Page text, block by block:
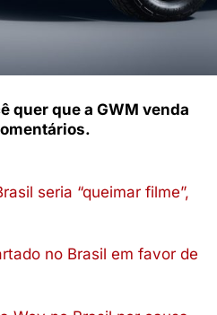
quer que a GWM venda
seria “queimar filme”,
no Brasil em favor de